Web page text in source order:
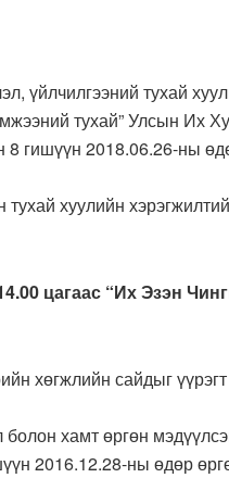
үйлчилгээний тухай
тухай” Улсын Их
гишүүн 2018.06.26-ны
хуулийн
цагаас “Их Эзэн
хөгжлийн сайдыг
хамт өргөн
2016.12.28-ны өдөр